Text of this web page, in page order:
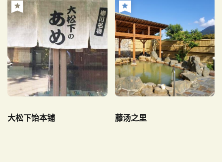
大松下饴本铺 藤汤之里